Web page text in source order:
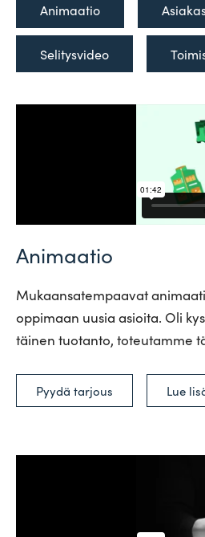
Ani­maatio
Seli­tys­video
Animaatio
Mukaan­sa­tem­paavat
oppimaan uusia asioita. Oli
täinen tuo­tanto, toteu­tamme
Pyydä tarjous Lue